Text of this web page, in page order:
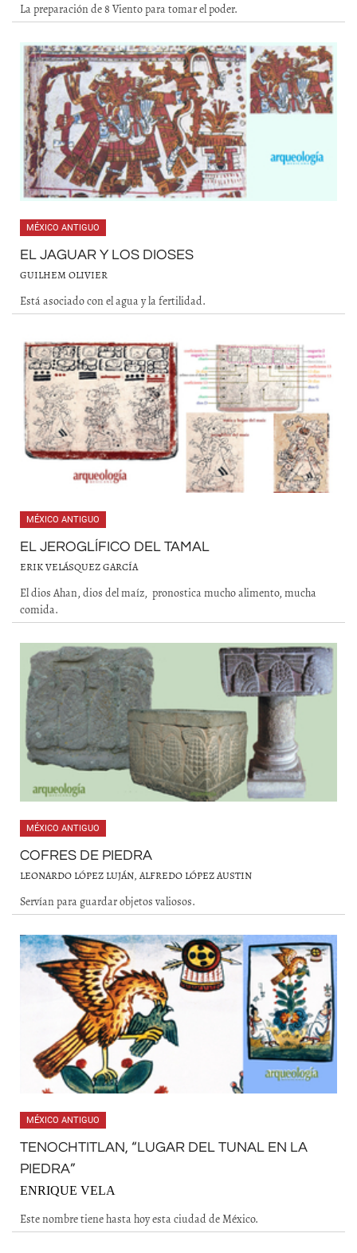
La preparación de 8 Viento para tomar el poder.
MÉXICO ANTIGUO
EL JAGUAR Y LOS DIOSES
GUILHEM OLIVIER
Está asociado con el agua y la fertilidad.
MÉXICO ANTIGUO
EL JEROGLÍFICO DEL TAMAL
ERIK VELÁSQUEZ GARCÍA
El dios Ahan, dios del maíz, pronostica mucho alimento, mucha
comida.
MÉXICO ANTIGUO
COFRES DE PIEDRA
LEONARDO LÓPEZ LUJÁN, ALFREDO LÓPEZ AUSTIN
Servían para guardar objetos valiosos.
MÉXICO ANTIGUO
TENOCHTITLAN, “LUGAR DEL TUNAL EN LA
PIEDRA”
ENRIQUE VELA
Este nombre tiene hasta hoy esta ciudad de México.